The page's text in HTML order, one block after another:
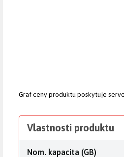
Graf ceny produktu poskytuje
Vlastnosti produktu
Nom. kapacita (GB)